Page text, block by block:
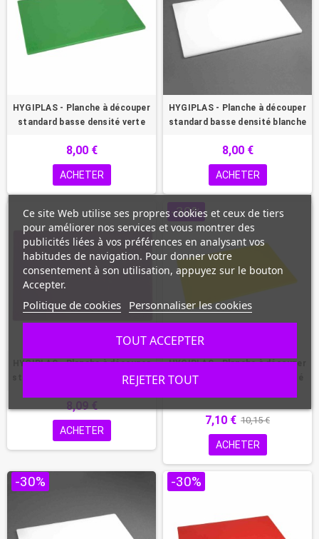
HYGIPLAS - Planche à découper
standard basse densité verte
8,00 €
ACHETER
HYGIPLAS - Planche à découper
standard basse densité blanche
8,00 €
ACHETER
HYGIPLAS - Planche à découper
standard basse densité violette
8,09 €
ACHETER
-30%
HYGIPLAS - Planche à découper
antibactérienne basse densité
7,10 € 10,15 €
ACHETER
-30% -30%
Ce site Web utilise ses propres cookies et ceux de tiers
pour améliorer nos services et vous montrer des
publicités liées à vos préférences en analysant vos
habitudes de navigation. Pour donner votre
consentement à son utilisation, appuyez sur le bouton
Accepter.
Politique de cookies Personnaliser les cookies
REJETER TOUT
TOUT ACCEPTER